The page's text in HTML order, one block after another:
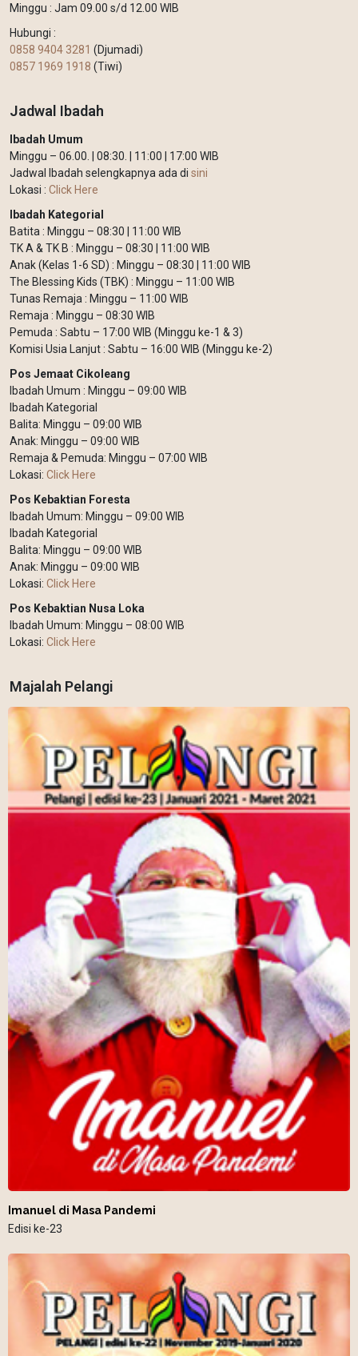
Minggu : Jam 09.00 s/d 12.00 WIB
Hubungi :
0858 9404 3281 (Djumadi)
0857 1969 1918 (Tiwi)
Jadwal Ibadah
Ibadah Umum
Minggu – 06.00. | 08:30. | 11:00 | 17:00 WIB
Jadwal Ibadah selengkapnya ada di sini
Lokasi : Click Here
Ibadah Kategorial
Batita : Minggu – 08:30 | 11:00 WIB
TK A & TK B : Minggu – 08:30 | 11:00 WIB
Anak (Kelas 1-6 SD) : Minggu – 08:30 | 11:00 WIB
The Blessing Kids (TBK) : Minggu – 11:00 WIB
Tunas Remaja : Minggu – 11:00 WIB
Remaja : Minggu – 08:30 WIB
Pemuda : Sabtu – 17:00 WIB (Minggu ke-1 & 3)
Komisi Usia Lanjut : Sabtu – 16:00 WIB (Minggu ke-2)
Pos Jemaat Cikoleang
Ibadah Umum : Minggu – 09:00 WIB
Ibadah Kategorial
Balita: Minggu – 09:00 WIB
Anak: Minggu – 09:00 WIB
Remaja & Pemuda: Minggu – 07:00 WIB
Lokasi: Click Here
Pos Kebaktian Foresta
Ibadah Umum: Minggu – 09:00 WIB
Ibadah Kategorial
Balita: Minggu – 09:00 WIB
Anak: Minggu – 09:00 WIB
Lokasi: Click Here
Pos Kebaktian Nusa Loka
Ibadah Umum: Minggu – 08:00 WIB
Lokasi: Click Here
Majalah Pelangi
Imanuel di Masa Pandemi
Edisi ke-23